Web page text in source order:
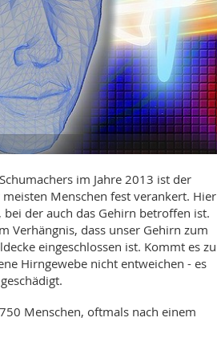
im Jahre 2013 ist der
Menschen fest verankert. Hier
bei der auch das Gehirn betroffen ist.
Verhängnis, dass unser Gehirn zum
eingeschlossen ist. Kommt es zu
Hirngewebe nicht entweichen - es
Menschen, oftmals nach einem